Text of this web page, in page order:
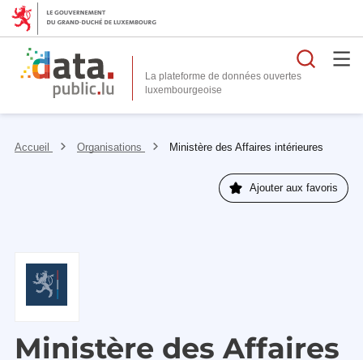
La plateforme de données ouvertes
Accueil Organisations Ministère des Affaires intérieures
Ajouter aux favoris
Ministère des Affaires